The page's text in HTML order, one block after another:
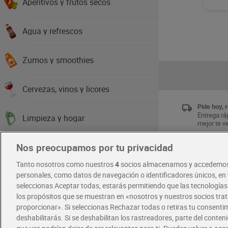
Agua y refrescos
Zumos y smoothies
Cervezas, vinos y licores
Limpieza y hogar
Higiene y cuidado del cuerpo
Cabello y perfumería
Salud y parafarmacia
Pide hoy,
Entrega
mejor te
Disfruta
RECETAS
Nos preocupamos por tu privacidad
Tanto nosotros como nuestros4socios almacenamos y
personales, como datos de navegación o identificadores únicos,
seleccionas Aceptar todas, estarás permitiendo que las
los propósitos que se muestran en «nosotros y nuestros socios
proporcionar». Si seleccionas Rechazar todas o retiras tu
deshabilitarás. Si se deshabilitan los rastreadores, parte del